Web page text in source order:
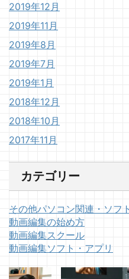
2019年12月
2019年11月
2019年8月
2019年7月
2019年1月
2018年12月
2018年10月
2017年11月
カテゴリー
その他パソコン関連・ソフ
動画編集の始め方
動画編集スクール
動画編集ソフト・アプリ